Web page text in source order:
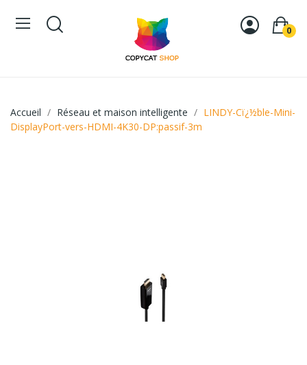
0
Accueil Réseau et maison intelligente
LINDY-Cï¿½ble-Mini-
DisplayPort-vers-HDMI-4K30-DP:passif-3m